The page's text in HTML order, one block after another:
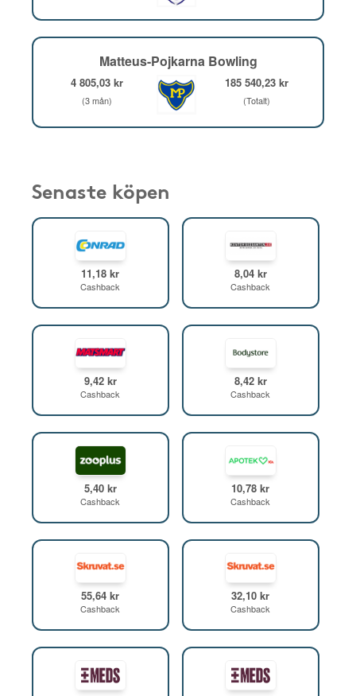
Matteus-Pojkarna Bowling
4 805,03 kr
(3 mån)
185 540,23 kr
(Totalt)
Senaste köpen
11,18 kr
Cashback
8,04 kr
Cashback
9,42 kr
Cashback
8,42 kr
Cashback
5,40 kr
Cashback
10,78 kr
Cashback
55,64 kr
Cashback
32,10 kr
Cashback